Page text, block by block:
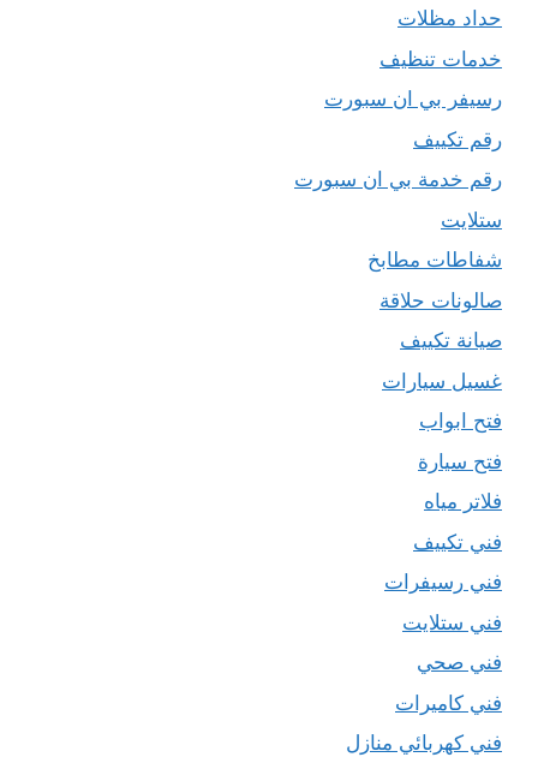
حداد مظلات
خدمات تنظيف
رسيفر بي ان سبورت
رقم تكييف
رقم خدمة بي ان سبورت
ستلايت
شفاطات مطابخ
صالونات حلاقة
صيانة تكييف
غسيل سيارات
فتح ابواب
فتح سيارة
فلاتر مياه
فني تكييف
فني رسيفرات
فني ستلايت
فني صحي
فني كاميرات
فني كهربائي منازل